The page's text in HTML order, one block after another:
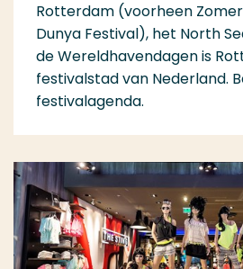
Rotterdam (voorheen
Dunya Festival), het North
de Wereldhavendagen is
festivalstad van Nederland.
festivalagenda.